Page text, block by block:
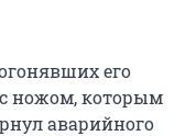
его
ножом, которым
аварийного